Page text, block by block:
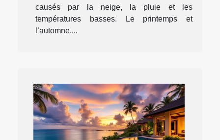
causés par la neige, la pluie et les
températures basses. Le printemps et
l’automne,...